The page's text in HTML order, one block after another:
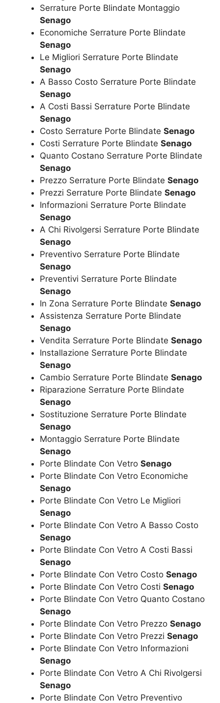
Serrature Porte Blindate Montaggio
Senago
Economiche Serrature Porte Blindate
Senago
Le Migliori Serrature Porte Blindate
Senago
A Basso Costo Serrature Porte Blindate
Senago
A Costi Bassi Serrature Porte Blindate
Senago
Costo Serrature Porte Blindate Senago
Costi Serrature Porte Blindate Senago
Quanto Costano Serrature Porte Blindate
Senago
Prezzo Serrature Porte Blindate Senago
Prezzi Serrature Porte Blindate Senago
Informazioni Serrature Porte Blindate
Senago
A Chi Rivolgersi Serrature Porte Blindate
Senago
Preventivo Serrature Porte Blindate
Senago
Preventivi Serrature Porte Blindate
Senago
In Zona Serrature Porte Blindate Senago
Assistenza Serrature Porte Blindate
Senago
Vendita Serrature Porte Blindate Senago
Installazione Serrature Porte Blindate
Senago
Cambio Serrature Porte Blindate Senago
Riparazione Serrature Porte Blindate
Senago
Sostituzione Serrature Porte Blindate
Senago
Montaggio Serrature Porte Blindate
Senago
Porte Blindate Con Vetro Senago
Porte Blindate Con Vetro Economiche
Senago
Porte Blindate Con Vetro Le Migliori
Senago
Porte Blindate Con Vetro A Basso Costo
Senago
Porte Blindate Con Vetro A Costi Bassi
Senago
Porte Blindate Con Vetro Costo Senago
Porte Blindate Con Vetro Costi Senago
Porte Blindate Con Vetro Quanto Costano
Senago
Porte Blindate Con Vetro Prezzo Senago
Porte Blindate Con Vetro Prezzi Senago
Porte Blindate Con Vetro Informazioni
Senago
Porte Blindate Con Vetro A Chi Rivolgersi
Senago
Porte Blindate Con Vetro Preventivo